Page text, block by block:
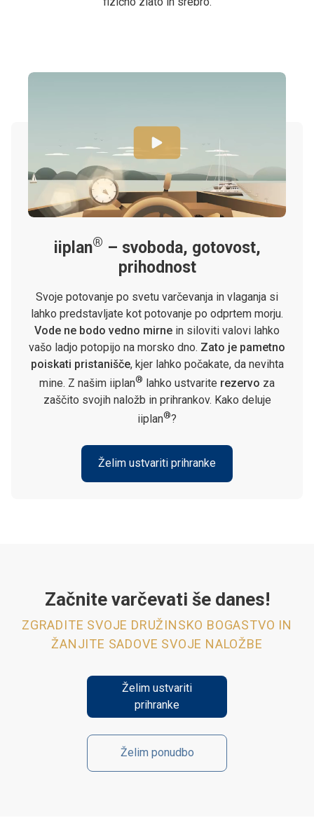
iiplan® – svoboda, gotovost,
prihodnost
Svoje potovanje po svetu varčevanja in vlaganja si
lahko predstavljate kot potovanje po odprtem morju.
Vode ne bodo vedno mirne in siloviti valovi lahko
vašo ladjo potopijo na morsko dno. Zato je pametno
poiskati pristanišče, kjer lahko počakate, da nevihta
mine. Z našim iiplan® lahko ustvarite rezervo za
zaščito svojih naložb in prihrankov. Kako deluje
iiplan®?
Želim ustvariti prihranke
Začnite varčevati še danes!
ZGRADITE SVOJE DRUŽINSKO BOGASTVO IN
ŽANJITE SADOVE SVOJE NALOŽBE
Želim ustvariti
prihranke
Želim ponudbo